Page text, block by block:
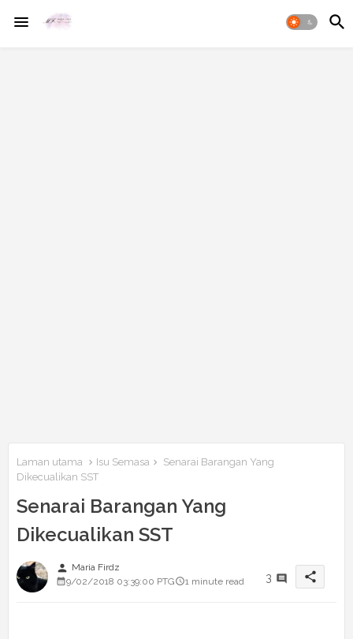
Laman utama Isu Semasa
Senarai Barangan Yang
Dikecualikan SST
Senarai Barangan Yang
Dikecualikan SST
person Maria Firdz
9/02/2018 03:39:00 PTG
1 minute read 3 share